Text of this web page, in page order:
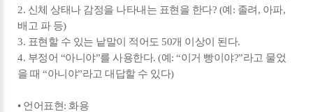
2. 신체 상태나 감정을 나타내는 표현을 한다? (예: 졸려, 아파,
배고 파 등)
3. 표현할 수 있는 낱말이 적어도 50개 이상이 된다.
4. 부정어 “아니야”를 사용한다. (예: “이거 빵이야?”라고 물었
을 때 “아니야”라고 대답할 수 있다)
• 언어표현: 화용